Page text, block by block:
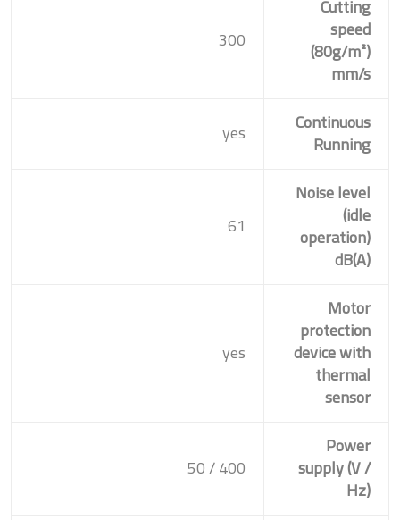
Cutting
speed
(80g/m²)
mm/s
300
Continuous
Running
yes
Noise level
(idle
operation)
dB(A)
61
Motor
protection
device with
thermal
sensor
yes
Power
supply (V /
Hz)
400 / 50